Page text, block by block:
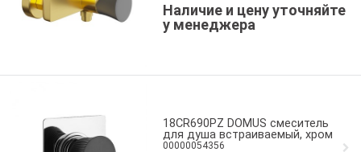
Наличие и цену уточняйте
у менеджера
18CR690PZ DOMUS смеситель
для душа встраиваемый, хром
00000054356